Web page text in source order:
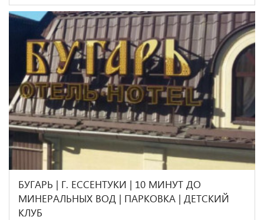
БУГАРЬ | Г. ЕССЕНТУКИ | 10 МИНУТ ДО
МИНЕРАЛЬНЫХ ВОД | ПАРКОВКА | ДЕТСКИЙ
КЛУБ